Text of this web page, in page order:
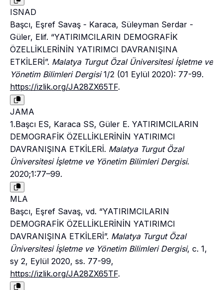
ISNAD
Başcı, Eşref Savaş - Karaca, Süleyman Serdar -
Güler, Elif. “YATIRIMCILARIN DEMOGRAFİK
ÖZELLİKLERİNİN YATIRIMCI DAVRANIŞINA
ETKİLERİ”. Malatya Turgut Özal Üniversitesi İşletme ve
Yönetim Bilimleri Dergisi1/2 (01 Eylül 2020): 77-99.
https://izlik.org/JA28ZX65TF.
JAMA
1.Başcı ES, Karaca SS, Güler E. YATIRIMCILARIN
DEMOGRAFİK ÖZELLİKLERİNİN YATIRIMCI
DAVRANIŞINA ETKİLERİ. Malatya Turgut Özal
Üniversitesi İşletme ve Yönetim Bilimleri Dergisi.
2020;1:77–99.
MLA
Başcı, Eşref Savaş, vd. “YATIRIMCILARIN
DEMOGRAFİK ÖZELLİKLERİNİN YATIRIMCI
DAVRANIŞINA ETKİLERİ”. Malatya Turgut Özal
Üniversitesi İşletme ve Yönetim Bilimleri Dergisi, c. 1,
sy 2, Eylül 2020, ss. 77-99,
https://izlik.org/JA28ZX65TF.